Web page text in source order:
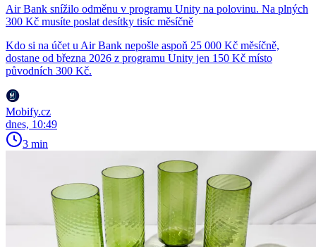
Air Bank snížilo odměnu v programu Unity na polovinu. Na plných
300 Kč musíte poslat desítky tisíc měsíčně
Kdo si na účet u Air Bank nepošle aspoň 25 000 Kč měsíčně,
dostane od března 2026 z programu Unity jen 150 Kč místo
původních 300 Kč.
Mobify.cz
dnes, 10:49
3 min